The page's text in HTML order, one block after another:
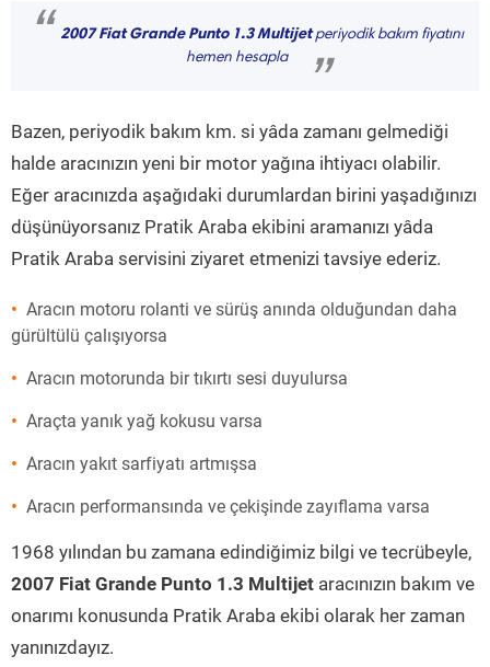
“ 2007 Fiat Grande Punto 1.3 Multijetperiyodik bakım fiyatını
hemen hesapla
”
Bazen, periyodik bakım km. si yâda zamanı gelmediği
halde aracınızın yeni bir motor yağına ihtiyacı olabilir.
Eğer aracınızda aşağıdaki durumlardan birini yaşadığınızı
düşünüyorsanız Pratik Araba ekibini aramanızı yâda
Pratik Araba servisini ziyaret etmenizi tavsiye ederiz.
Aracın motoru rolanti ve sürüş anında olduğundan daha
gürültülü çalışıyorsa
Aracın motorunda bir tıkırtı sesi duyulursa
Araçta yanık yağ kokusu varsa
Aracın yakıt sarfiyatı artmışsa
Aracın performansında ve çekişinde zayıflama varsa
1968 yılından bu zamana edindiğimiz bilgi ve tecrübeyle,
2007 Fiat Grande Punto 1.3 Multijet aracınızın bakım ve
onarımı konusunda Pratik Araba ekibi olarak her zaman
yanınızdayız.